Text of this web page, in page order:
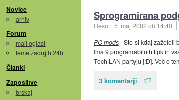
Novice
arhiv
Forum
mali oglasi
teme zadnjih 24h
Članki
Zaposlitve
brskaj
Sprogramirana
Reso ::5. maj 2002ob 14:40
PC mods- Ste si kdaj zaželeli
Ima 9 programabilnih tipk in
Tech LAN partyju [:D]. Več o
3 komentarji